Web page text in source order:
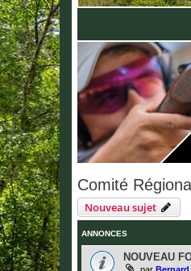
Comité
Nouveau sujet
ANNONCES
NOUVEAU